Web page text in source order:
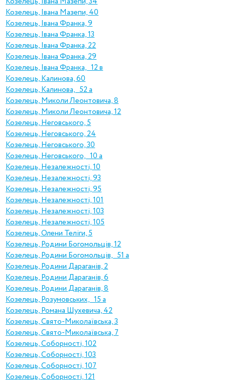
Козелець, Івана Мазепи, 40
Козелець, Івана Франка, 9
Козелець, Івана Франка, 13
Козелець, Івана Франка, 22
Козелець, Івана Франка, 29
Козелець, Івана Франка, 12 в
Козелець, Калинова, 60
Козелець, Калинова, 52 а
Козелець, Миколи Леонтовича, 8
Козелець, Миколи Леонтовича, 12
Козелець, Неговського, 5
Козелець, Неговського, 24
Козелець, Неговського, 30
Козелець, Неговського, 10 а
Козелець, Незалежності, 10
Козелець, Незалежності, 93
Козелець, Незалежності, 95
Козелець, Незалежності, 101
Козелець, Незалежності, 103
Козелець, Незалежності, 105
Козелець, Олени Теліги, 5
Козелець, Родини Богомольців, 12
Козелець, Родини Богомольців, 51 а
Козелець, Родини Дараганів, 2
Козелець, Родини Дараганів, 6
Козелець, Родини Дараганів, 8
Козелець, Розумовських, 15 а
Козелець, Романа Шухевича, 42
Козелець, Свято-Миколаївська, 3
Козелець, Свято-Миколаївська, 7
Козелець, Соборності, 102
Козелець, Соборності, 103
Козелець, Соборності, 107
Козелець, Соборності, 121